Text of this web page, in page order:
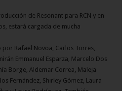
de Resonant para RCN y en
estará cargada de mucha
Rafael Novoa, Carlos Torres,
Emmanuel Esparza, Marcelo Dos
Borge, Aldemar Correa, Maleja
Fernández, Shirley Gómez, Laura